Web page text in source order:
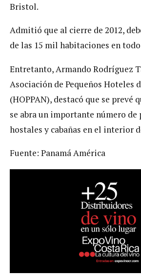
Bristol.
Admitió que al cierre de 2012,
de las 15 mil habitaciones en
Entretanto, Armando Rodríguez
Asociación de Pequeños Hoteles
(HOPPAN), destacó que se prevé
se abra un importante número de
hostales y cabañas en el interior
Fuente: Panamá América